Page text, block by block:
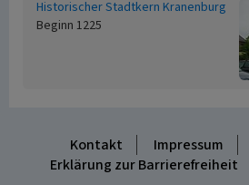
Historischer Stadtkern Kranenburg
Beginn 1225
Kontakt Impressum
Erklärung zur Barrierefreiheit